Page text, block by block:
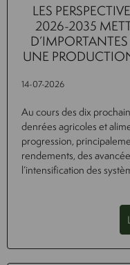
LES
2026-2035
UNE
14-07-2026
Au cours des dix
denrées agricoles et
progression,
rendements, des
l’intensification des